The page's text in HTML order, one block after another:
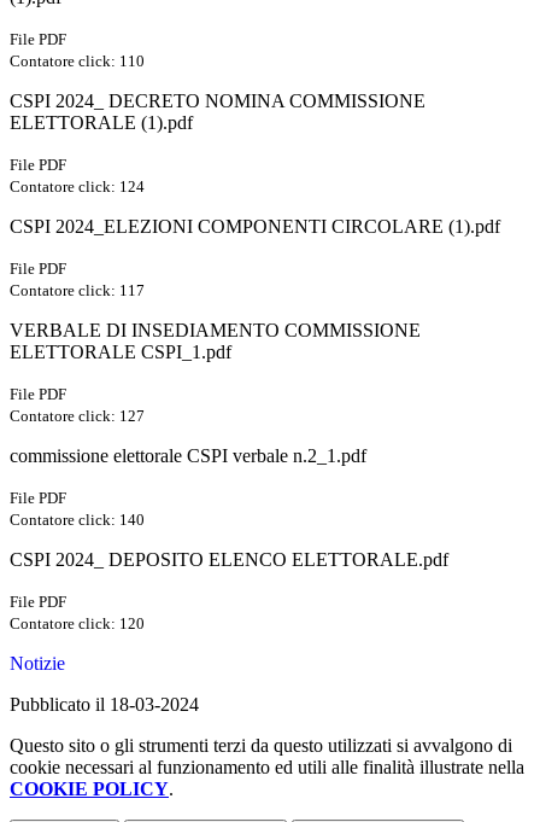
File PDF
Contatore click: 110
CSPI 2024_ DECRETO NOMINA COMMISSIONE
ELETTORALE (1).pdf
File PDF
Contatore click: 124
CSPI 2024_ELEZIONI COMPONENTI CIRCOLARE (1).pdf
File PDF
Contatore click: 117
VERBALE DI INSEDIAMENTO COMMISSIONE
ELETTORALE CSPI_1.pdf
File PDF
Contatore click: 127
commissione elettorale CSPI verbale n.2_1.pdf
File PDF
Contatore click: 140
CSPI 2024_ DEPOSITO ELENCO ELETTORALE.pdf
File PDF
Contatore click: 120
Notizie
Pubblicato il 18-03-2024
Questo sito o gli strumenti terzi da questo utilizzati si avvalgono di
cookie necessari al funzionamento ed utili alle finalità illustrate nella
COOKIE POLICY.